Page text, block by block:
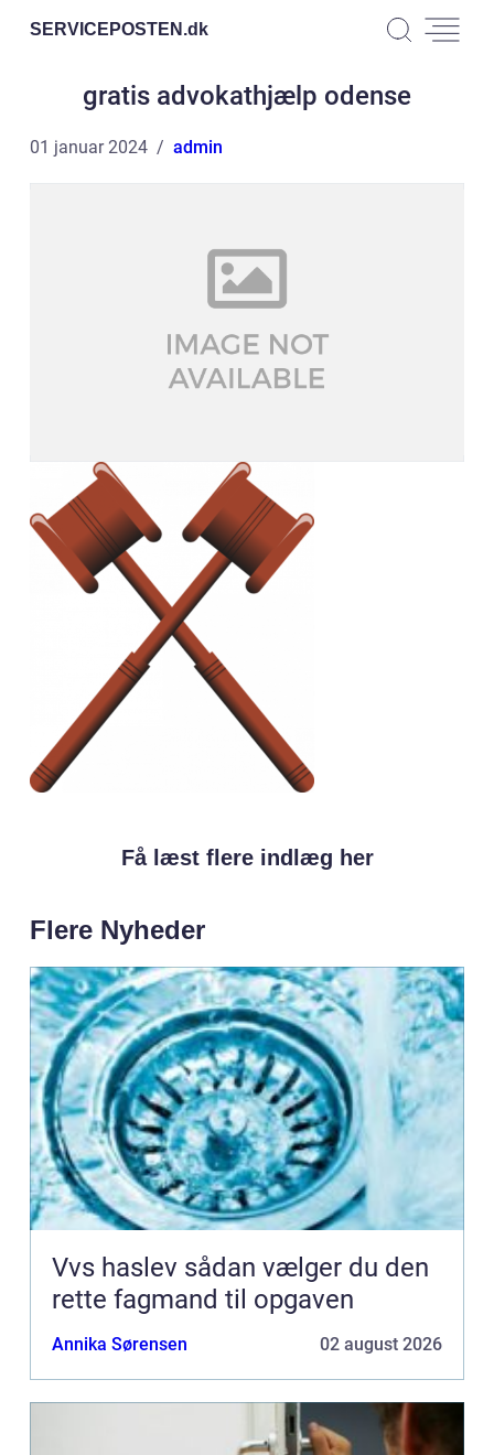
SERVICEPOSTEN.dk
gratis advokathjælp odense
01 januar 2024 admin
Få læst flere indlæg her
Flere Nyheder
Vvs haslev sådan vælger du den
rette fagmand til opgaven
Annika Sørensen 02 august 2026